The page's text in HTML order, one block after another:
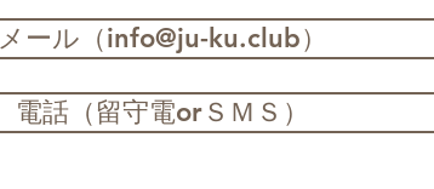
メール（info@ju-ku.club）
電話（留守電orＳＭＳ）